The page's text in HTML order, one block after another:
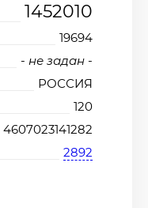
1452010
19694
- не задан -
РОССИЯ
120
4607023141282
2892